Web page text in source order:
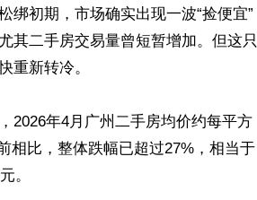
绑初期，市场确实出现一波“捡便宜”
其二手房交易量曾短暂增加。但这只
重新转冷。
2026年4月广州二手房均价约每平方
相比，整体跌幅已超过27%，相当于
。